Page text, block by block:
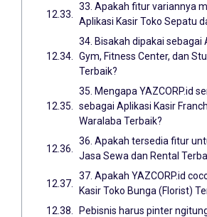
33. Apakah fitur variannya
Aplikasi Kasir Toko Sepatu
34. Bisakah dipakai sebagai
Gym, Fitness Center, dan
Terbaik?
35. Mengapa YAZCORP.id
sebagai Aplikasi Kasir
Waralaba Terbaik?
36. Apakah tersedia fitur
Jasa Sewa dan Rental
37. Apakah YAZCORP.id
Kasir Toko Bunga (Florist)
Pebisnis harus pinter